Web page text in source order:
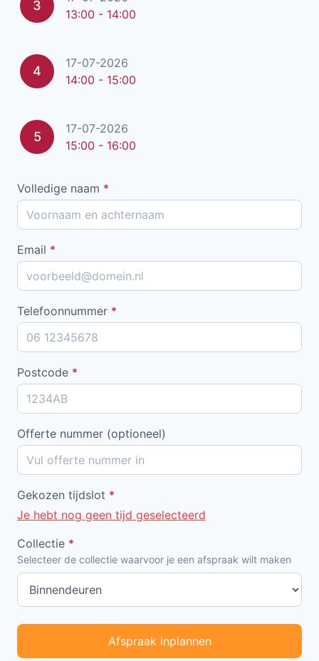
3
13:00 - 14:00
4
17-07-2026
14:00 - 15:00
5
17-07-2026
15:00 - 16:00
Volledige naam *
Email *
Telefoonnummer *
Postcode *
Offerte nummer (optioneel)
Gekozen tijdslot *
Je hebt nog geen tijd geselecteerd
Collectie *
Selecteer de collectie waarvoor je een afspraak wilt maken
Afspraak inplannen